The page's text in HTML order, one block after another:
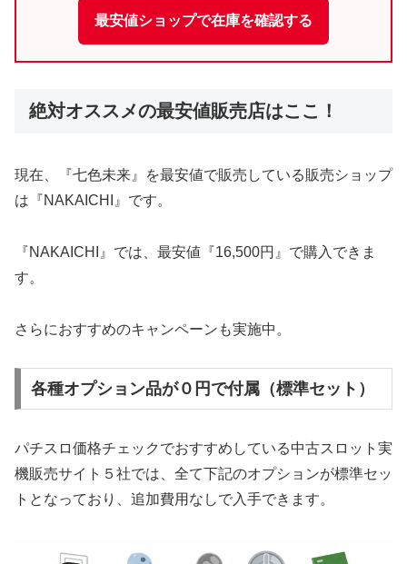
最安値ショップで在庫を確認する
絶対オススメの最安値販売店はここ！
現在、『七色未来』を最安値で販売している販売ショップ
は『NAKAICHI』です。
『NAKAICHI』では、最安値『16,500円』で購入できま
す。
さらにおすすめのキャンペーンも実施中。
各種オプション品が０円で付属（標準セット）
パチスロ価格チェックでおすすめしている中古スロット実
機販売サイト５社では、全て下記のオプションが標準セッ
トとなっており、追加費用なしで入手できます。